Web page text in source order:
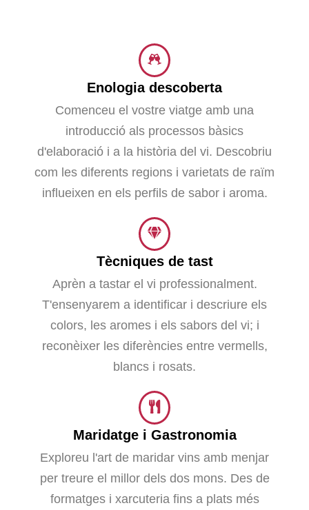
Enologia descoberta
Comenceu el vostre viatge amb una
introducció als processos bàsics
d'elaboració i a la història del vi. Descobriu
com les diferents regions i varietats de raïm
influeixen en els perfils de sabor i aroma.
Tècniques de tast
Aprèn a tastar el vi professionalment.
T'ensenyarem a identificar i descriure els
colors, les aromes i els sabors del vi; i
reconèixer les diferències entre vermells,
blancs i rosats.
Maridatge i Gastronomia
Exploreu l'art de maridar vins amb menjar
per treure el millor dels dos mons. Des de
formatges i xarcuteria fins a plats més